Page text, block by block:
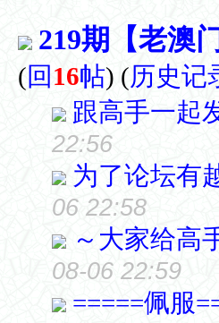
219期【老澳
(回 16帖) (历史记
跟高手一起
22:56
为了论坛有
06 22:58
～大家给高
08-06 22:59
=====佩服